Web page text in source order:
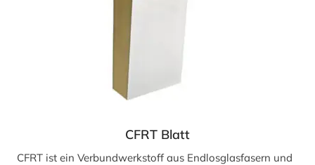
CFRT Blatt
CFRT ist ein Verbundwerkstoff aus Endlosglasfasern und